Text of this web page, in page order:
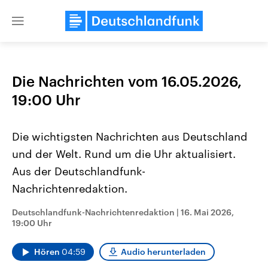
Close
Landtagswahl Sachsen-Anhalt
2026
Alle Informationen
September 2026 einen neuen
Landtag. Seit 2021 wird das
USA
Aktuelle Beiträge,
gehören die Vereinigten
den mächtigsten Ländern
Die Nachrichten vom 16.05.2026,
19:00 Uhr
Die wichtigsten Nachrichten aus Deutschland
und der Welt. Rund um die Uhr aktualisiert.
Aus der Deutschlandfunk-
Nachrichtenredaktion.
Deutschlandfunk-Nachrichtenredaktion | 16. Mai 2026,
19:00 Uhr
Hören 04:59 Audio herunterladen